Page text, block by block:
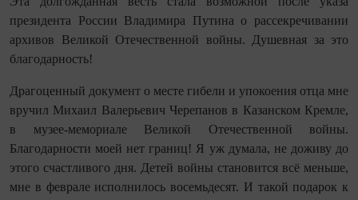
президента России Владимира Путина о рассекречивании
архивов Великой Отечественной войны. Душевная за это
благодарность!
Драгоценный документ о месте гибели и упокоения отца мне
вручил Михаил Валерь­евич Черепанов в Казанском Кремле,
в музее-мемориале Великой Отечественной войны.
Благодарности моей нет границ! Я уж думала, не доживу до
этого счастливого дня. Детей войны становится всё меньше,
мне в феврале исполнилось восемьдесят. И такой подарок к